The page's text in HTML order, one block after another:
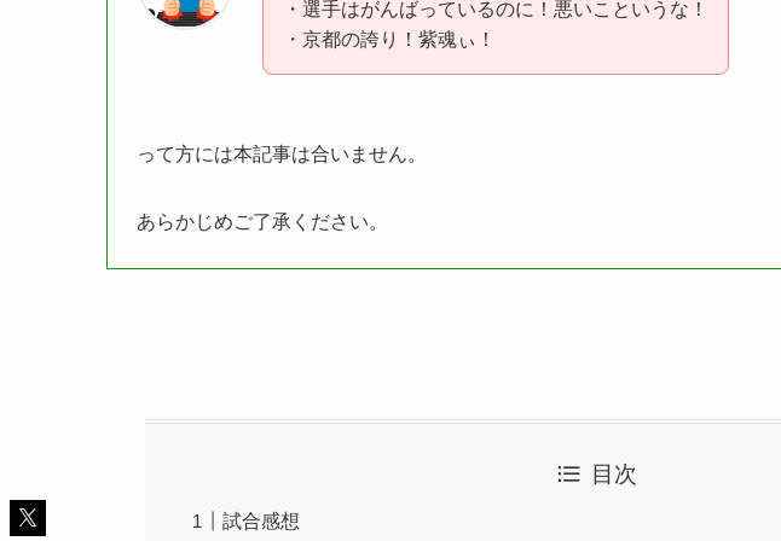
・選手はがんばっているのに！悪いこというな！
・京都の誇り！紫魂ぃ！
って方には本記事は合いません。
あらかじめご了承ください。
目次
試合感想